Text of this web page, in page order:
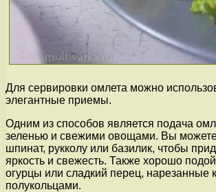
Для сервировки омлета можно
элегантные приемы.
Одним из способов является подача
зеленью и свежими овощами. Вы
шпинат, рукколу или базилик, чтобы
яркость и свежесть. Также хорошо
огурцы или сладкий перец, нарезанные
полукольцами.